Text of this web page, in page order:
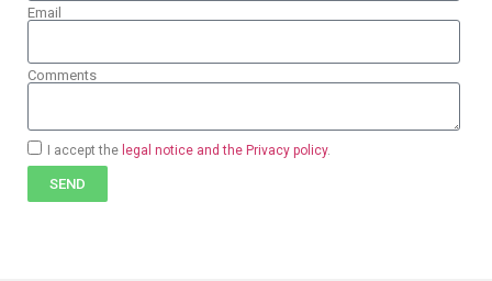
Email
Comments
I accept the legal notice and the Privacy policy.
SEND